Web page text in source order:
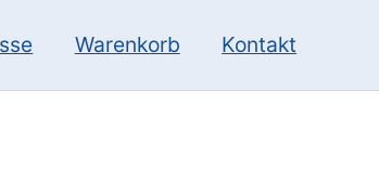
Warenkorb Kontakt